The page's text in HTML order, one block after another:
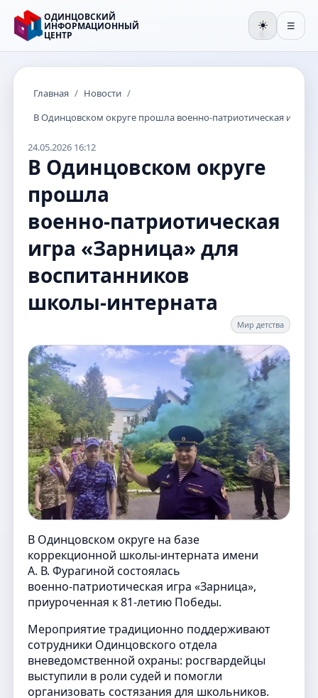
ОДИНЦОВСКИЙ
ИНФОРМАЦИОННЫЙ
ЦЕНТР
☀️ ☰
Главная / Новости /
В Одинцовском округе прошла военно‑патриотическая игра
24.05.2026 16:12
В Одинцовском округе
прошла
военно‑патриотическая
игра «Зарница» для
воспитанников
школы‑интерната
Мир детства
В Одинцовском округе на базе
коррекционной школы‑интерната имени
А. В. Фурагиной состоялась
военно‑патриотическая игра «Зарница»,
приуроченная к 81‑летию Победы.
Мероприятие традиционно поддерживают
сотрудники Одинцовского отдела
вневедомственной охраны: росгвардейцы
выступили в роли судей и помогли
организовать состязания для школьников.